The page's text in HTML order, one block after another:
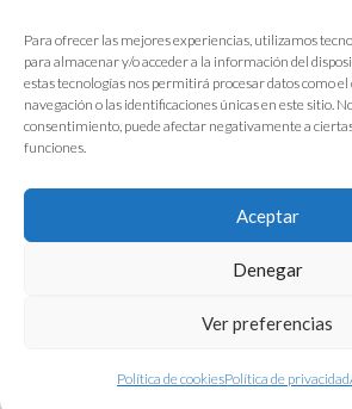
Para ofrecer las mejores experiencias, utilizamos
para almacenar y/o acceder a la información del
estas tecnologías nos permitirá procesar datos como
navegación o las identificaciones únicas en este sitio.
consentimiento, puede afectar negativamente a
funciones.
Aceptar
Denegar
Ver preferencias
Política de cookiesPolítica de privacidad
Política de
Aviso legal